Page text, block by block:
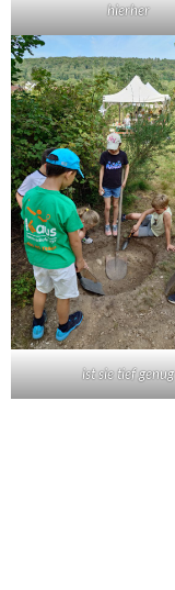
hierher
ist sie tief genug